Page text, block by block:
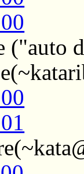
("auto